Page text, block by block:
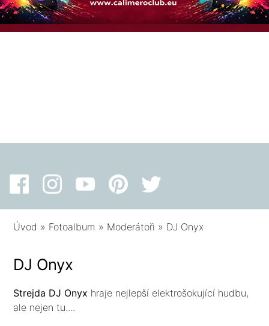
Úvod » Fotoalbum » Moderátoři » DJ Onyx
DJ Onyx
Strejda DJ Onyx hraje nejlepší elektrošokující hudbu,
ale nejen tu....